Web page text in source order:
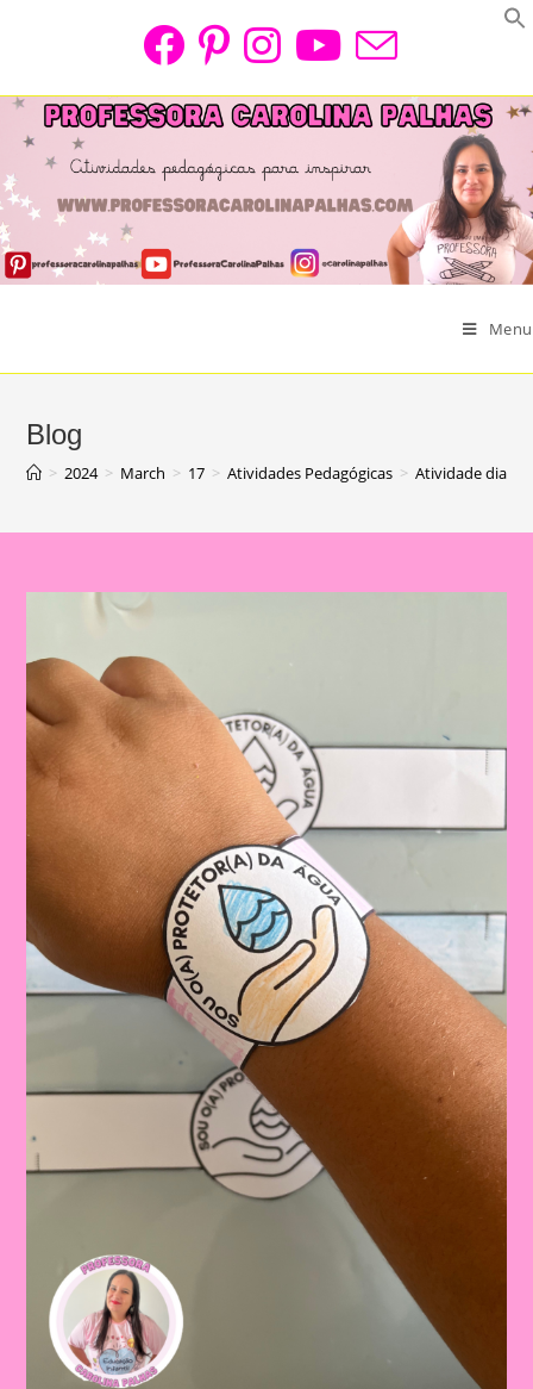
Menu
Blog
> 2024 > March > 17 > Atividades Pedagógicas > Atividade dia